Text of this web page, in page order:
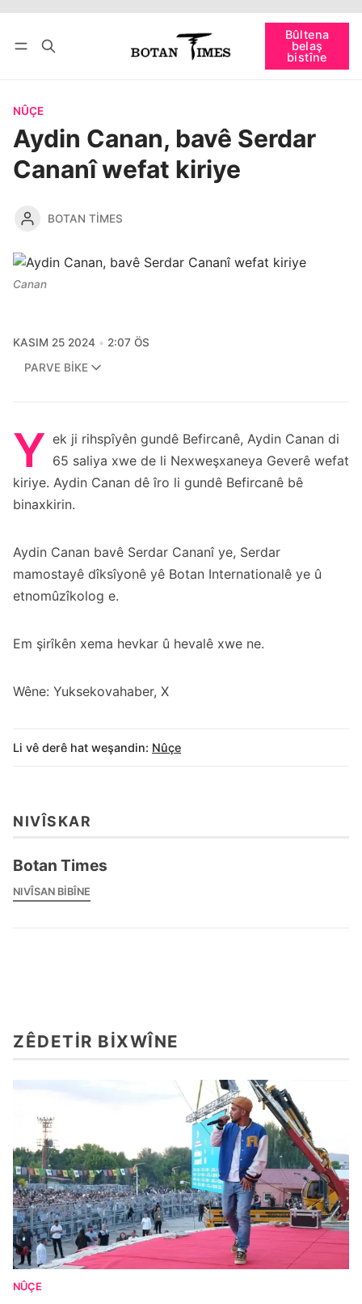
Bûltena
belaş
bistîne
bişopîne
NÛÇE
Aydin Canan, bavê Serdar
Cananî wefat kiriye
BOTAN TIMES
Canan
KASIM 25 2024
2:07 ÖS
PARVE BIKE
Y ek ji rihspîyên gundê Befircanê, Aydin Canan di
65 saliya xwe de li Nexweşxaneya Geverê wefat
kiriye. Aydin Canan dê îro li gundê Befircanê bê
binaxkirin.
Aydin Canan bavê Serdar Cananî ye, Serdar
mamostayê dîksîyonê yê Botan Internationalê ye û
etnomûzîkolog e.
Em şirîkên xema hevkar û hevalê xwe ne.
Wêne: Yuksekovahaber, X
Li vê derê hat weşandin: Nûçe
NIVÎSKAR
Botan Times
NIVÎSAN BIBÎNE
ZÊDETIR BIXWÎNE
NÛÇE